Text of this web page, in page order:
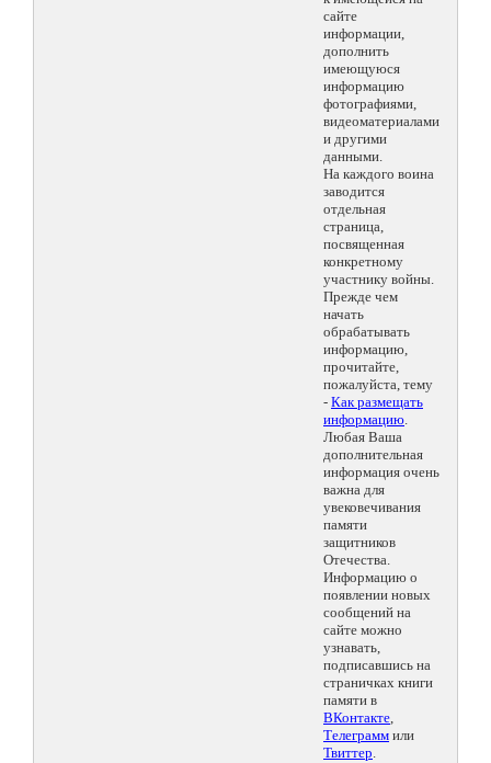
сайте
информации,
дополнить
имеющуюся
информацию
фотографиями,
видеоматериалами
и другими
данными.
На каждого воина
заводится
отдельная
страница,
посвященная
конкретному
участнику войны.
Прежде чем
начать
обрабатывать
информацию,
прочитайте,
пожалуйста, тему
- Как размещать
информацию.
Любая Ваша
дополнительная
информация очень
важна для
увековечивания
памяти
защитников
Отечества.
Информацию о
появлении новых
сообщений на
сайте можно
узнавать,
подписавшись на
страничках книги
памяти в
ВКонтакте,
Телеграмм или
Твиттер.